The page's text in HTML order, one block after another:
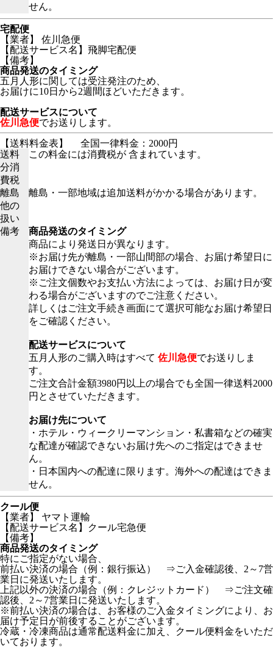
せん。
宅配便
【業者】 佐川急便
【配送サービス名】飛脚宅配便
【備考】
商品発送のタイミング
五月人形に関しては受注発注のため、
お届けに10日から2週間ほどいただきます。
配送サービスについて
佐川急便でお送りします。
【送料料金表】
全国一律料金：2000円
送料
分消
費税
この料金には消費税が 含まれています。
離島
他の
扱い
離島・一部地域は追加送料がかかる場合があります。
備考
商品発送のタイミング
商品により発送日が異なります。
※お届け先が離島・一部山間部の場合、お届け希望日に
お届けできない場合がございます。
※ご注文個数やお支払い方法によっては、お届け日が変
わる場合がございますのでご注意ください。
詳しくはご注文手続き画面にて選択可能なお届け希望日
をご確認ください。
配送サービスについて
五月人形のご購入時はすべて 佐川急便でお送りしま
す。
ご注文合計金額3980円以上の場合でも全国一律送料2000
円とさせていただきます。
お届け先について
・ホテル・ウィークリーマンション・私書箱などの確実
な配達が確認できないお届け先へのご指定はできませ
ん。
・日本国内への配達に限ります。海外への配達はできま
せん。
クール便
【業者】 ヤマト運輸
【配送サービス名】クール宅急便
【備考】
商品発送のタイミング
特にご指定がない場合、
前払い決済の場合（例：銀行振込） ⇒ご入金確認後、2～7営
業日に発送いたします。
上記以外の決済の場合（例：クレジットカード） ⇒ご注文確
認後、2～7営業日に発送いたします。
※前払い決済の場合は、お客様のご入金タイミングにより、お
届け予定日が前後することがございます。
冷蔵・冷凍商品は通常配送料金に加え、クール便料金をいただ
いております。